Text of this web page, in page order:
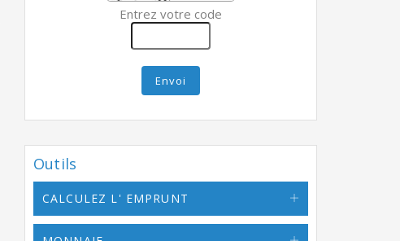
Entrez votre code
Envoi
Outils
CALCULEZ L' EMPRUNT